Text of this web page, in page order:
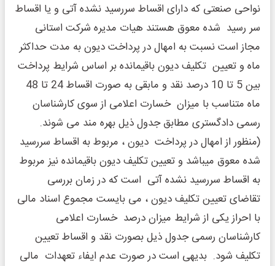
نواحی صنعتی که دارای اقساط سررسید نشده آتی و یا اقساط
سر رسید شده معوق هستند هیات مدیره شرکت استانی
مجاز است نسبت به امهال در پرداخت دیون به مدت حداکثر
ماه و تعیین تکلیف دیون باقیمانده بر اساس شرایط پرداخت
بین 5 تا 10 درصد نقد و مابقی به صورت اقساط 24 تا 48
ماه متناسب با میزان خسارت اعلامی از سوی کارشناسان
رسمی دادگستری مطابق جدول ذیل بهره مند می شوند.
(منظور از امهال در پرداخت دیون ، مربوط به اقساط سررسید
شده معوق میباشد و تعیین تکلیف دیون باقیمانده نیز مربوط
به اقساط سررسید نشده آتی است که در زمان بررسی
تقاضای تعیین تکلیف دیون ، می بایست مجموع اسناد مالی
با احراز یکی از شرایط میزان درصد خسارت اعلامی
کارشناسان رسمی جدول ذیل بصورت نقد و اقساط تعیین
تکلیف شود. بدیهی است در صورت عدم ایفاء تعهدات مالی